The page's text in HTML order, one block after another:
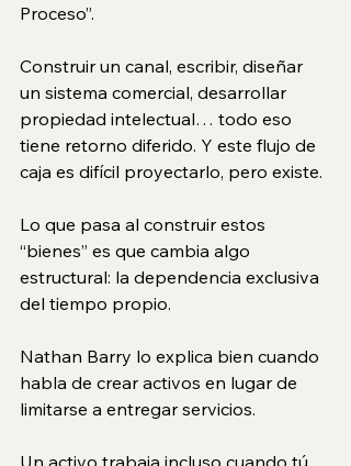
Proceso”.
Construir un canal, escribir, diseñar
un sistema comercial, desarrollar
propiedad intelectual… todo eso
tiene retorno diferido. Y este flujo de
caja es difícil proyectarlo, pero existe.
Lo que pasa al construir estos
“bienes” es que cambia algo
estructural: la dependencia exclusiva
del tiempo propio.
Nathan Barry lo explica bien cuando
habla de crear activos en lugar de
limitarse a entregar servicios.
Un activo trabaja incluso cuando tú